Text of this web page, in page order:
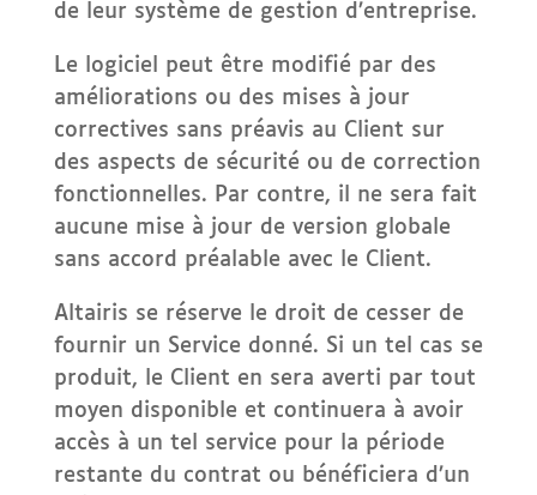
de leur système de gestion d’entreprise.
Le logiciel peut être modifié par des
améliorations ou des mises à jour
correctives sans préavis au Client sur
des aspects de sécurité ou de correction
fonctionnelles. Par contre, il ne sera fait
aucune mise à jour de version globale
sans accord préalable avec le Client.
Altairis se réserve le droit de cesser de
fournir un Service donné. Si un tel cas se
produit, le Client en sera averti par tout
moyen disponible et continuera à avoir
accès à un tel service pour la période
restante du contrat ou bénéficiera d’un